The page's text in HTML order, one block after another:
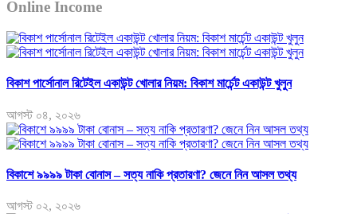
Online Income
বিকাশ পার্সোনাল রিটেইল একাউন্ট খোলার নিয়ম: বিকাশ মার্চেন্ট একাউন্ট খুলুন
আগস্ট ০৪, ২০২৬
বিকাশে ৯৯৯৯ টাকা বোনাস – সত্য নাকি প্রতারণা? জেনে নিন আসল তথ্য
আগস্ট ০২, ২০২৬